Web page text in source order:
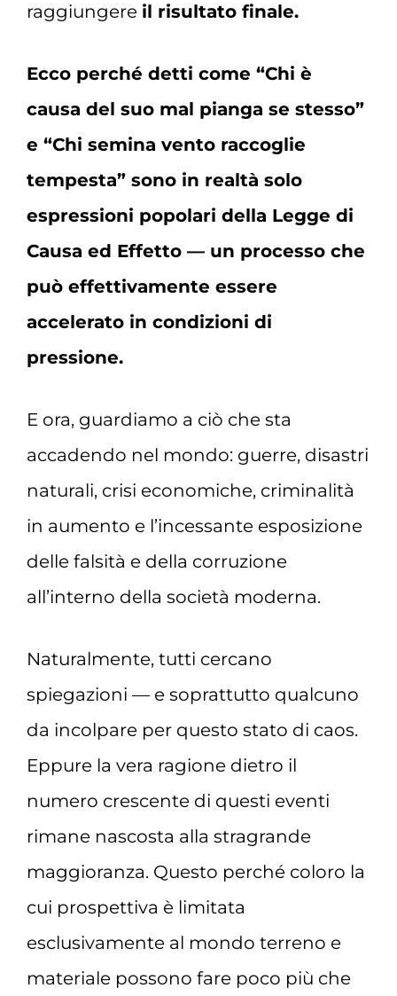
raggiungere il risultato finale.
Ecco perché detti come “Chi è
causa del suo mal pianga se stesso”
e “Chi semina vento raccoglie
tempesta” sono in realtà solo
espressioni popolari della Legge di
Causa ed Effetto — un processo che
può effettivamente essere
accelerato in condizioni di
pressione.
E ora, guardiamo a ciò che sta
accadendo nel mondo: guerre, disastri
naturali, crisi economiche, criminalità
in aumento e l’incessante esposizione
delle falsità e della corruzione
all’interno della società moderna.
Naturalmente, tutti cercano
spiegazioni — e soprattutto qualcuno
da incolpare per questo stato di caos.
Eppure la vera ragione dietro il
numero crescente di questi eventi
rimane nascosta alla stragrande
maggioranza. Questo perché coloro la
cui prospettiva è limitata
esclusivamente al mondo terreno e
materiale possono fare poco più che